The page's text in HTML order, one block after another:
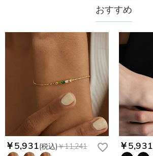
おすすめ
￥5,931(税込)￥11,241 ￥5,931